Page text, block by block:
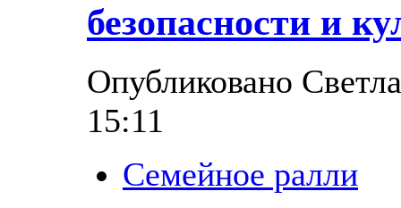
безопасности и
Опубликовано
15:11
Семейное ралли